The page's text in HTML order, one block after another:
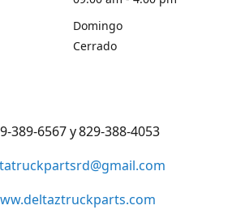
Domingo
Cerrado
389-6567 y 829-388-4053